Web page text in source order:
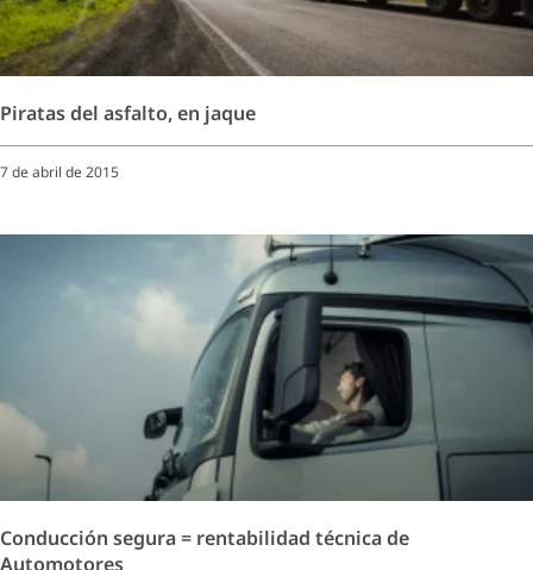
Piratas del asfalto, en jaque
7 de abril de 2015
Conducción segura = rentabilidad técnica de
Automotores